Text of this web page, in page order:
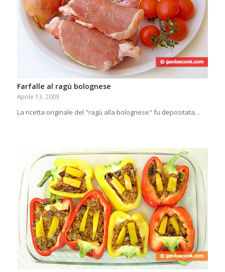
Farfalle al ragù bolognese
Aprile 13, 2009
La ricetta originale del "ragù alla bolognese" fu depositata…